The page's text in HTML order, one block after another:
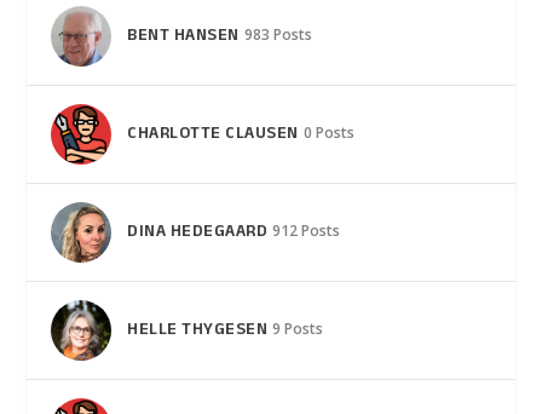
BENT HANSEN 983 Posts
CHARLOTTE CLAUSEN 0 Posts
DINA HEDEGAARD 912 Posts
HELLE THYGESEN 9 Posts